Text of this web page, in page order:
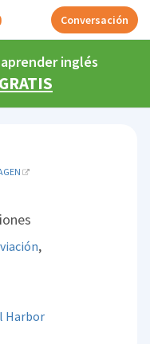
Conversación
inglés
,
Harbor